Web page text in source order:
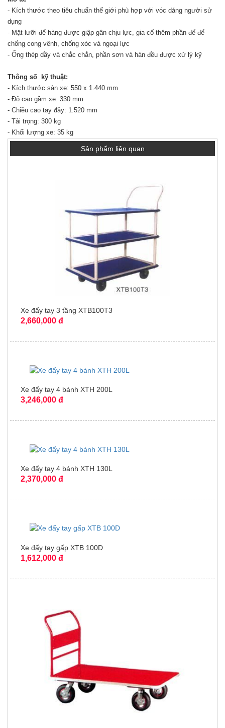
- Kích thước theo tiêu chuẩn thế giới phù hợp với vóc dáng người sử
dụng
- Mặt lưỡi để hàng được giập gân chịu lực, gia cố thêm phần đế để
chống cong vênh, chống xóc và ngoại lực
- Ống thép dầy và chắc chắn, phần sơn và hàn đều được xử lý kỹ
Thông số
kỹ thuật:
- Kích thước sàn xe: 550 x 1.440 mm
- Độ cao gầm xe: 330 mm
- Chiều cao tay đầy: 1.520 mm
- Tải trọng: 300 kg
- Khối lượng xe: 35 kg
Sản phẩm liên quan
Xe đẩy tay 3 tầng XTB100T3
2,660,000 đ
Xe đẩy tay 4 bánh XTH 200L
3,246,000 đ
Xe đẩy tay 4 bánh XTH 130L
2,370,000 đ
Xe đẩy tay gấp XTB 100D
1,612,000 đ